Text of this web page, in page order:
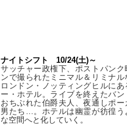
ナイトシフト 10/24(土)～
サッチャー政権下、ポストパンク
ンで撮られたミニマル＆リミナル
ロンドン・ノッティングヒルにあ
ー・ホテル。ライブを終えたバン
おちぶれた伯爵夫人、夜通しポー
男たち…。ホテルは幽霊が彷徨う
な空間へと化していく。